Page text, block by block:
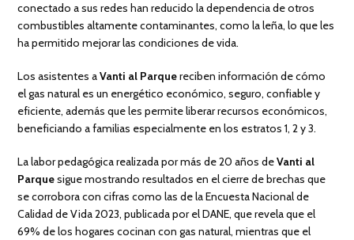
conectado a sus redes han reducido la dependencia de otros
combustibles altamente contaminantes, como la leña, lo que les
ha permitido mejorar las condiciones de vida.
Los asistentes aVanti al Parquereciben información de cómo
el gas natural es un energético económico, seguro, confiable y
eficiente, además que les permite liberar recursos económicos,
beneficiando a familias especialmente en los estratos 1, 2 y 3.
La labor pedagógica realizada por más de 20 años deVanti al
Parquesigue mostrando resultados en el cierre de brechas que
se corrobora con cifras como las de la Encuesta Nacional de
Calidad de Vida 2023, publicada por el DANE, que revela que el
69% de los hogares cocinan con gas natural, mientras que el